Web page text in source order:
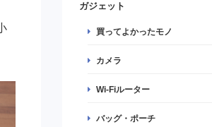
ガジェット
買ってよかったモノ
カメラ
Wi-Fiルーター
バッグ・ポーチ